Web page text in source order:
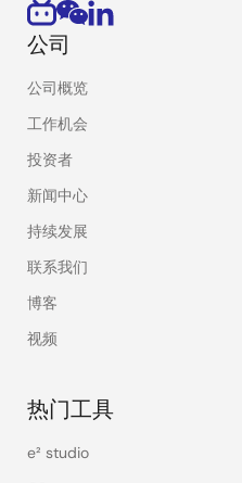
公司
公司概览
工作机会
投资者
新闻中心
持续发展
联系我们
博客
视频
热门工具
e² studio